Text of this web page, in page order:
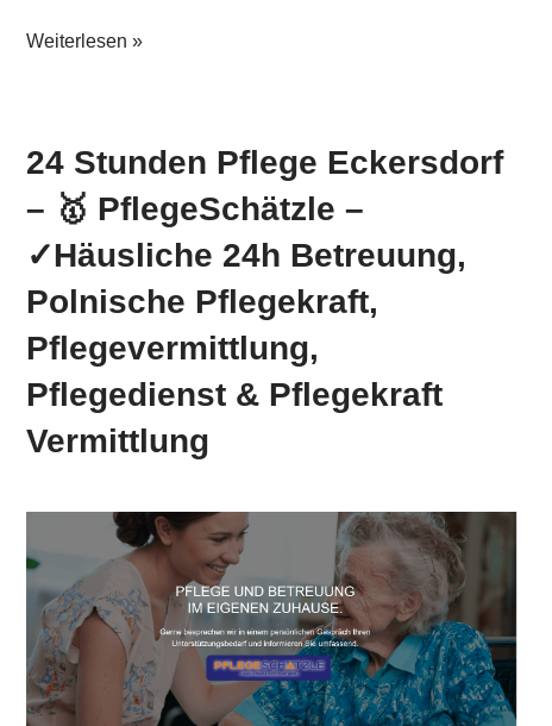
Weiterlesen »
24 Stunden Pflege Eckersdorf
– 🥇 PflegeSchätzle –
✓Häusliche 24h Betreuung,
Polnische Pflegekraft,
Pflegevermittlung,
Pflegedienst & Pflegekraft
Vermittlung